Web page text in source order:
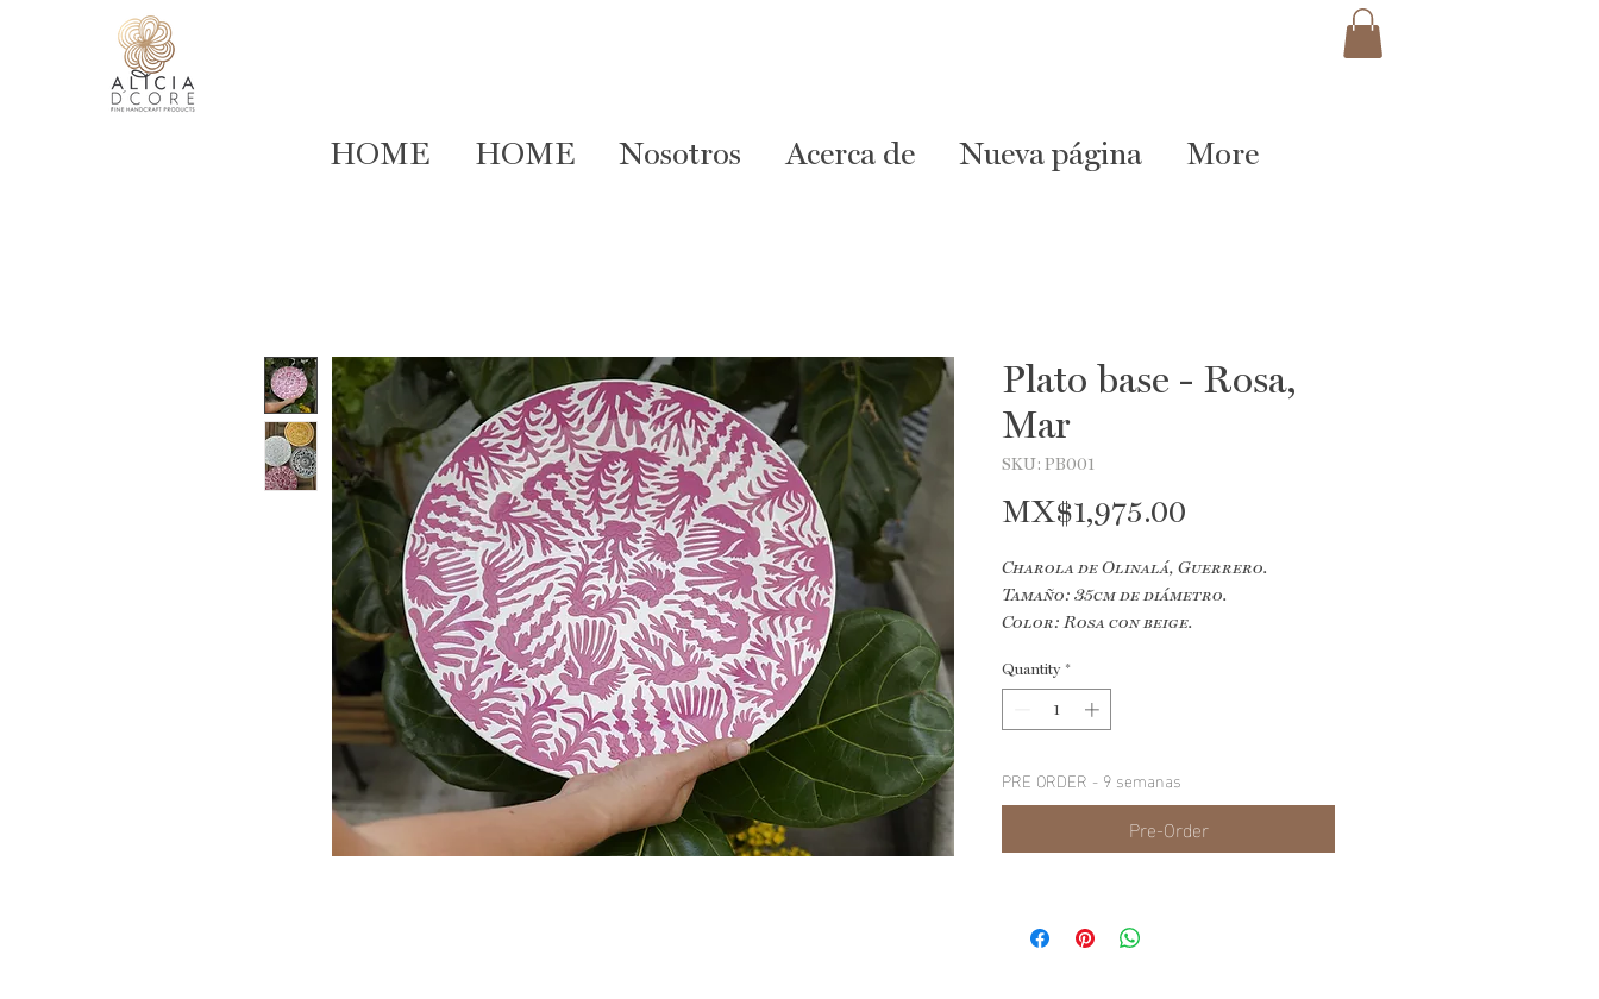
HOME HOME Nosotros Acerca de Nueva página More
Plato base - Rosa,
Mar
SKU: PB001
MX$1,975.00
Charola de Olinalá, Guerrero.
Tamaño: 35cm de diámetro.
Color: Rosa con beige.
Técnica: Rayado – Vaciado.
Quantity *
PRE ORDER - 9 semanas
Pre-Order